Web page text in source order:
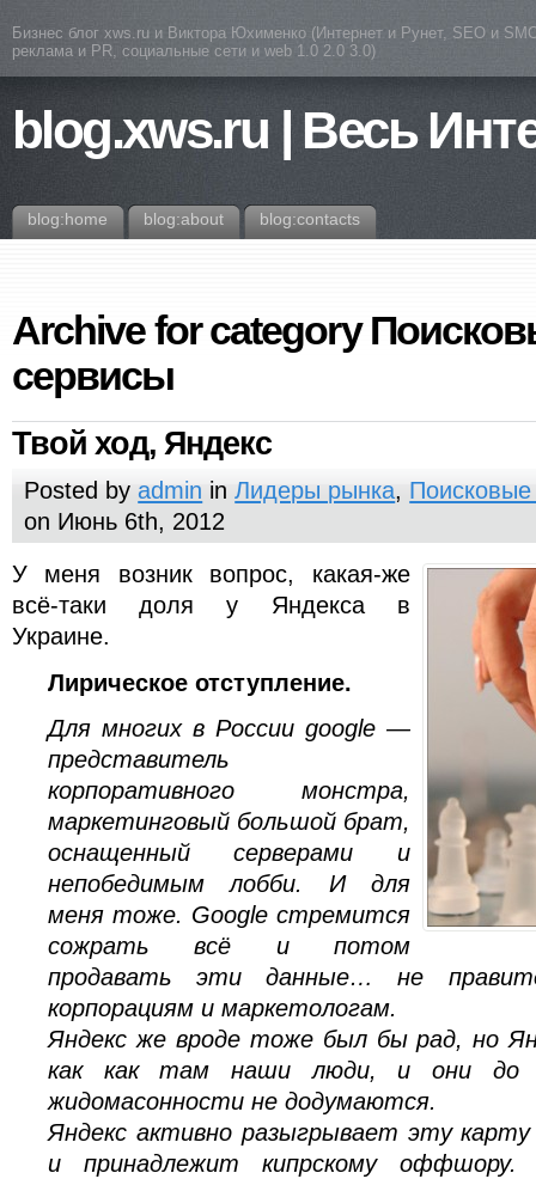
Бизнес блог xws.ru и Виктора Юхименко (Интернет и Рунет, SEO и
реклама и PR, социальные сети и web 1.0 2.0 3.0)
blog.xws.ru | Весь
blog:home blog:about blog:contacts
Archive for category
сервисы
Твой ход, Яндекс
Posted byadmin inЛидеры рынка,
on Июнь 6th, 2012
У меня возник вопрос, какая-же
всё-таки доля у Яндекса в
Украине.
Лирическое отступление.
Для многих в России google —
представитель
корпоративного монстра,
маркетинговый большой брат,
оснащенный серверами и
непобедимым лобби. И для
меня тоже. Google стремится
сожрать всё и потом
продавать эти данные… не
корпорациям и маркетологам.
Яндекс же вроде тоже был бы рад, но
как как там наши люди, и они до
жидомасонности не додумаются.
Яндекс активно разыгрывает эту
и принадлежит кипрскому